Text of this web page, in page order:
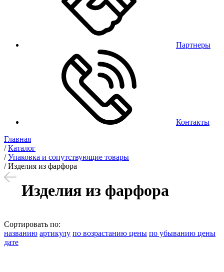
Партнеры
Контакты
Главная
/Каталог
/Упаковка и сопутствующие товары
/Изделия из фарфора
Изделия из фарфора
Сортировать по:
названию артикулу по возрастанию цены по убыванию цены
дате